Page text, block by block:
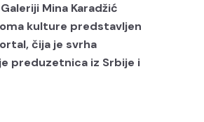
Mina Karadžić
kulture predstavljen
čija je svrha
preduzetnica iz Srbije i